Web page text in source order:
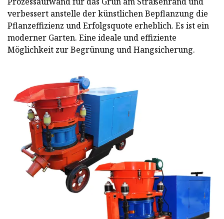
verbessert anstelle der künstlichen Bepflanzung die
Pflanzeffizienz und Erfolgsquote erheblich. Es ist ein
moderner Garten. Eine ideale und effiziente
Möglichkeit zur Begrünung und Hangsicherung.